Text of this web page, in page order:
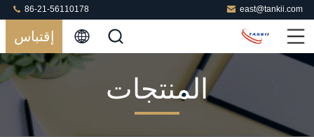
east@tankii.com
86-21-56110178
إقتباس
المنتجات